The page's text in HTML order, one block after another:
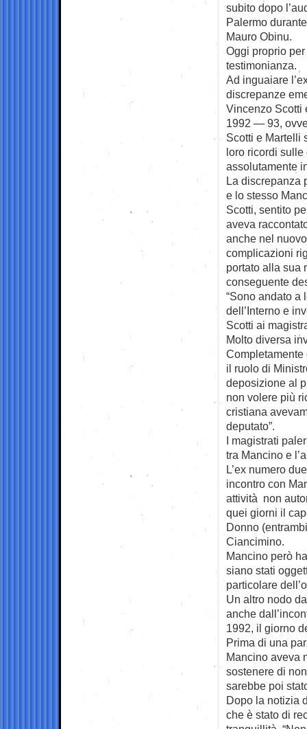
subito dopo
Palermo
Mauro Obinu.
Oggi proprio
testimonianza.
Ad inguaiare
discrepanze
Vincenzo Scotti
1992 — 93,
Scotti e Martelli
loro ricordi sulle
assolutamente
La discrepanza
e lo stesso
Scotti, sentito
aveva
anche nel
complicazioni
portato alla sua
conseguente
“Sono andato a
dell’Interno e
Scotti ai
Molto diversa
Completamente
il ruolo di
deposizione al
non volere più
cristiana
deputato”.
I magistrati
tra Mancino e
L’ex numero
incontro con
attività non
quei giorni il
Donno
Ciancimino.
Mancino però
siano stati
particolare
Un altro nodo
anche
1992, il giorno
Prima di una
Mancino aveva
sostenere di
sarebbe poi
Dopo la notizia
che è stato di